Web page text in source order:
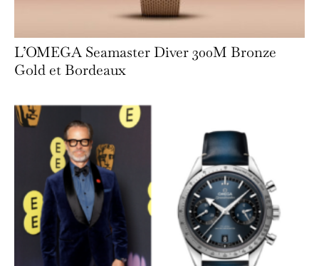
L’OMEGA Seamaster Diver 300M Bronze
Gold et Bordeaux